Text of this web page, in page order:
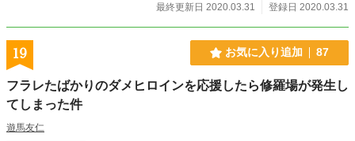
最終更新日 2020.03.31
登録日 2020.03.31
19 お気に入り追加 87
フラレたばかりのダメヒロインを応援したら修羅場が発生し
てしまった件
遊馬友仁